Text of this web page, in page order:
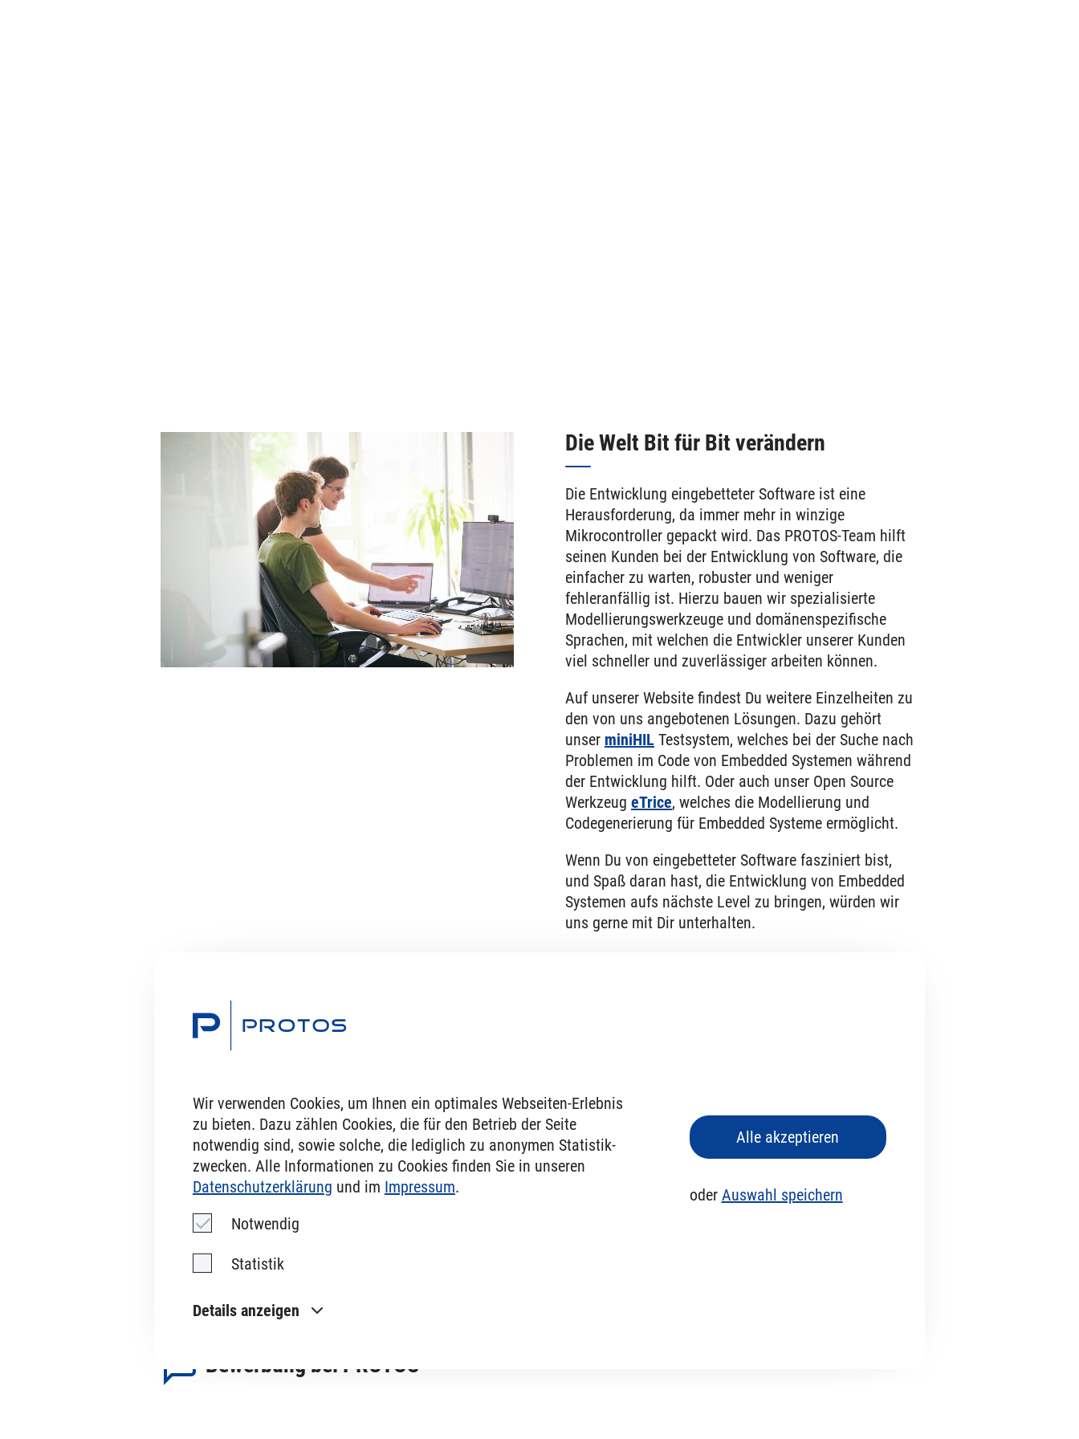
Die Welt Bit für Bit verändern
Die Entwicklung eingebetteter Software ist eine
Herausforderung, da immer mehr in winzige
Mikrocontroller gepackt wird. Das PROTOS-Team hilft
seinen Kunden bei der Entwicklung von Software, die
einfacher zu warten, robuster und weniger
fehleranfällig ist. Hierzu bauen wir spezialisierte
Modellierungswerkzeuge und domänenspezifische
Sprachen, mit welchen die Entwickler unserer Kunden
viel schneller und zuverlässiger arbeiten können.
Auf unserer Website findest Du weitere Einzelheiten zu
den von uns angebotenen Lösungen. Dazu gehört
unser miniHIL Testsystem, welches bei der Suche nach
Problemen im Code von Embedded Systemen während
der Entwicklung hilft. Oder auch unser Open Source
Werkzeug eTrice, welches die Modellierung und
Codegenerierung für Embedded Systeme ermöglicht.
Wenn Du von eingebetteter Software fasziniert bist,
und Spaß daran hast, die Entwicklung von Embedded
Systemen aufs nächste Level zu bringen, würden wir
uns gerne mit Dir unterhalten.
Jetzt bewerben
Bewerbung bei PROTOS
Wir verwenden Cookies, um Ihnen ein optimales Webseiten-Erlebnis
zu bieten. Dazu zählen Cookies, die für den Betrieb der Seite
notwendig sind, sowie solche, die lediglich zu anonymen Statistik­
zwecken. Alle Informa­tionen zu Cookies finden Sie in unseren
Datenschutz­erklärung und im Impressum.
Notwendig
Statistik
Details anzeigen
Alle akzeptieren
oder Auswahl speichern